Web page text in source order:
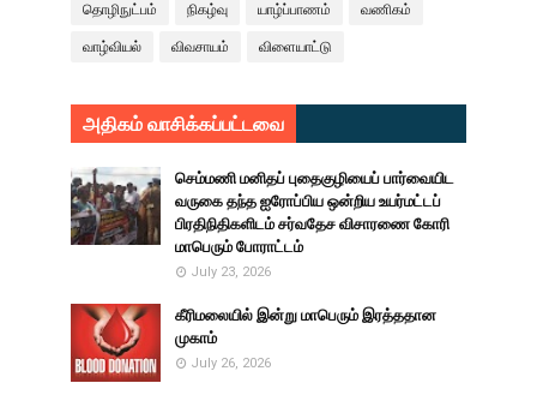
தொழிநுட்பம் நிகழ்வு யாழ்ப்பாணம் வணிகம்
வாழ்வியல் விவசாயம் விளையாட்டு
அதிகம் வாசிக்கப்பட்டவை
செம்மணி மனிதப் புதைகுழியைப் பார்வையிட
வருகை தந்த ஐரோப்பிய ஒன்றிய உயர்மட்டப்
பிரதிநிதிகளிடம் சர்வதேச விசாரணை கோரி
மாபெரும் போராட்டம்
July 23, 2026
கீரிமலையில் இன்று மாபெரும் இரத்ததான
முகாம்
July 26, 2026